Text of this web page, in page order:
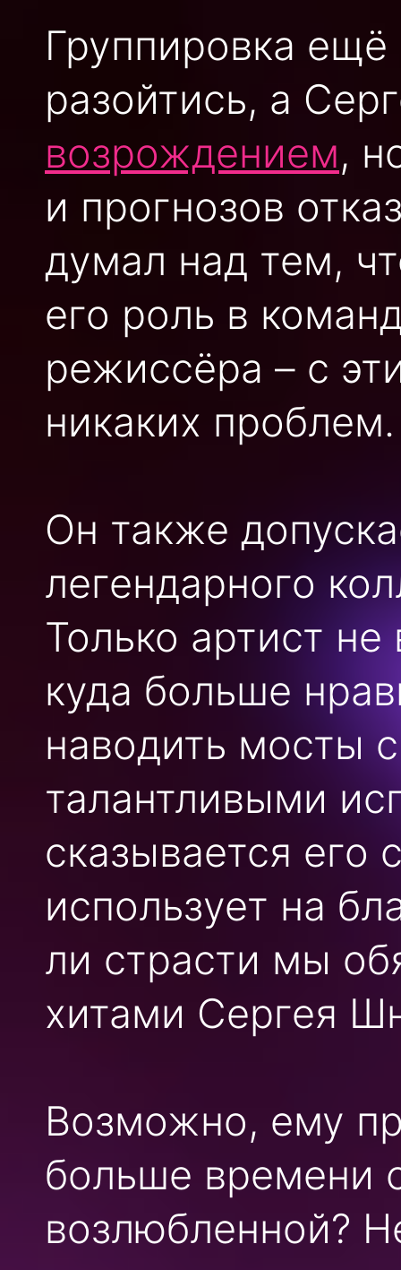
Группировка
разойтись, а
возрождением,
и прогнозов
думал над тем,
его роль в
режиссёра – с
никаких проблем.
Он также
легендарного
Только артист
куда больше
наводить мосты
талантливыми
сказывается его
использует на
ли страсти мы
хитами Сергея
Возможно, ему
больше времени
возлюбленной?